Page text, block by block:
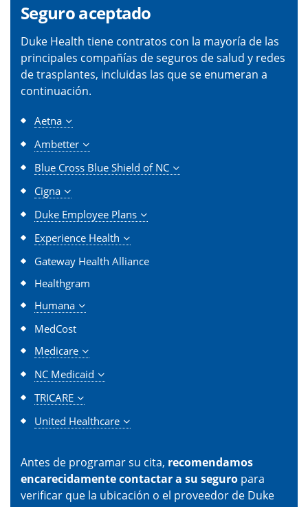
Seguro aceptado
Duke Health tiene contratos con la mayoría de las
principales compañías de seguros de salud y redes
de trasplantes, incluidas las que se enumeran a
continuación.
Aetna
Ambetter
Blue Cross Blue Shield of NC
Cigna
Duke Employee Plans
Experience Health
Gateway Health Alliance
Healthgram
Humana
MedCost
Medicare
NC Medicaid
TRICARE
United Healthcare
Antes de programar su cita, recomendamos
encarecidamente contactar a su seguro para
verificar que la ubicación o el proveedor de Duke